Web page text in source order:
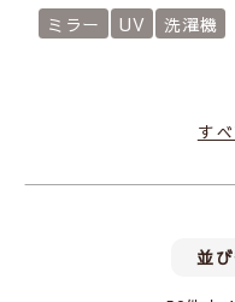
ミラー UV 洗濯機
す
並